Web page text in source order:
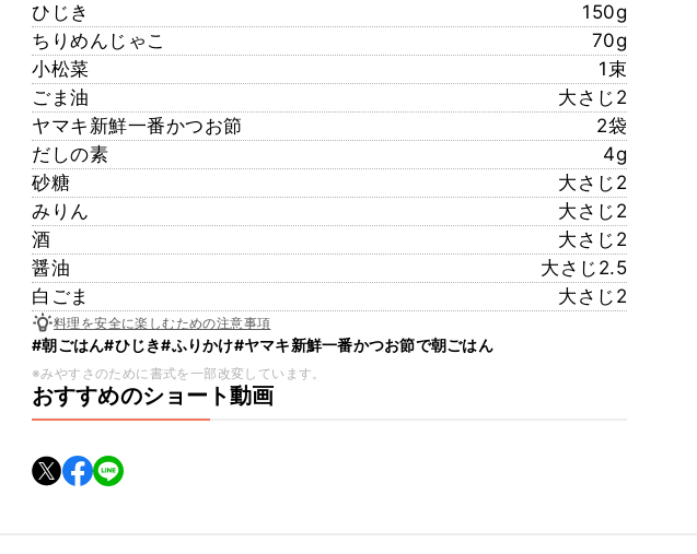
ひじき
150g
ちりめんじゃこ
70g
小松菜
1束
ごま油
大さじ2
ヤマキ新鮮一番かつお節
2袋
だしの素
4g
砂糖
大さじ2
みりん
大さじ2
酒
大さじ2
醤油
大さじ2.5
白ごま
大さじ2
料理を安全に楽しむための注意事項
#朝ごはん#ひじき#ふりかけ#ヤマキ新鮮一番かつお節で朝ごはん
※みやすさのために書式を一部改変しています。
おすすめのショート動画